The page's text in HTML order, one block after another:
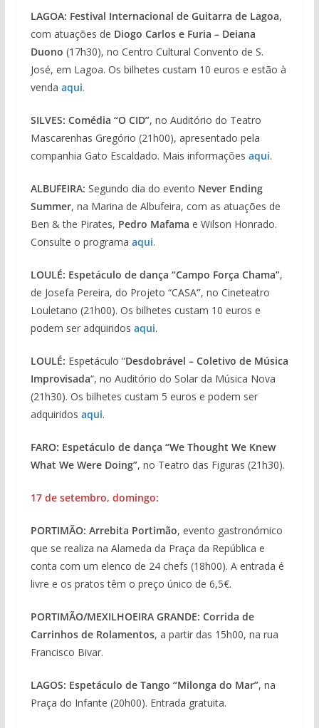
LAGOA: Festival Internacional de Guitarra de Lagoa,
com atuações de Diogo Carlos e Furia – Deiana
Duono (17h30), no Centro Cultural Convento de S.
José, em Lagoa. Os bilhetes custam 10 euros e estão à
venda aqui.
SILVES: Comédia “O CID”, no Auditório do Teatro
Mascarenhas Gregório (21h00), apresentado pela
companhia Gato Escaldado. Mais informações aqui.
ALBUFEIRA: Segundo dia do evento Never Ending
Summer, na Marina de Albufeira, com as atuações de
Ben & the Pirates, Pedro Mafama e Wilson Honrado.
Consulte o programa aqui.
LOULÉ: Espetáculo de dança “Campo Força Chama”,
de Josefa Pereira, do Projeto “CASA”, no Cineteatro
Louletano (21h00). Os bilhetes custam 10 euros e
podem ser adquiridos aqui.
LOULÉ: Espetáculo “Desdobrável – Coletivo de Música
Improvisada“, no Auditório do Solar da Música Nova
(21h30). Os bilhetes custam 5 euros e podem ser
adquiridos aqui.
FARO: Espetáculo de dança “We Thought We Knew
What We Were Doing”, no Teatro das Figuras (21h30).
17 de setembro, domingo:
PORTIMÃO: Arrebita Portimão, evento gastronómico
que se realiza na Alameda da Praça da República e
conta com um elenco de 24 chefs (18h00). A entrada é
livre e os pratos têm o preço único de 6,5€.
PORTIMÃO/MEXILHOEIRA GRANDE: Corrida de
Carrinhos de Rolamentos, a partir das 15h00, na rua
Francisco Bivar.
LAGOS: Espetáculo de Tango “Milonga do Mar”, na
Praça do Infante (20h00). Entrada gratuita.